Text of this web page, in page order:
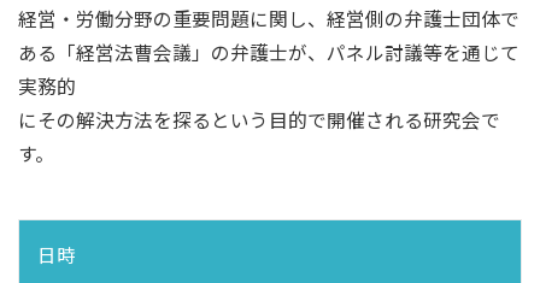
経営・労働分野の重要問題に関し、経営側の弁護士団体で
ある「経営法曹会議」の弁護士が、パネル討議等を通じて
実務的
にその解決方法を探るという目的で開催される研究会で
す。
日時